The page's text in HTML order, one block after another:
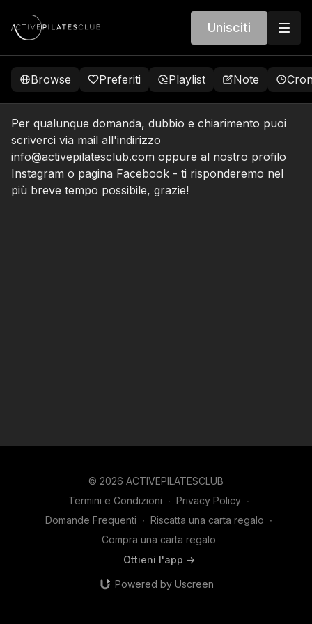
Unisciti
Browse Preferiti Playlist Note
Per qualunque domanda, dubbio e chiarimento puoi
scriverci via mail all'indirizzo
info@activepilatesclub.com oppure al nostro profilo
Instagram o pagina Facebook - ti risponderemo nel
più breve tempo possibile, grazie!
© 2026 ACTIVEPILATESCLUB
Termini e Condizioni ∙ Privacy Policy ∙
Domande Frequenti ∙ Riscatta una carta regalo ∙
Compra una carta regalo
Ottieni l'app ->
Powered by Uscreen